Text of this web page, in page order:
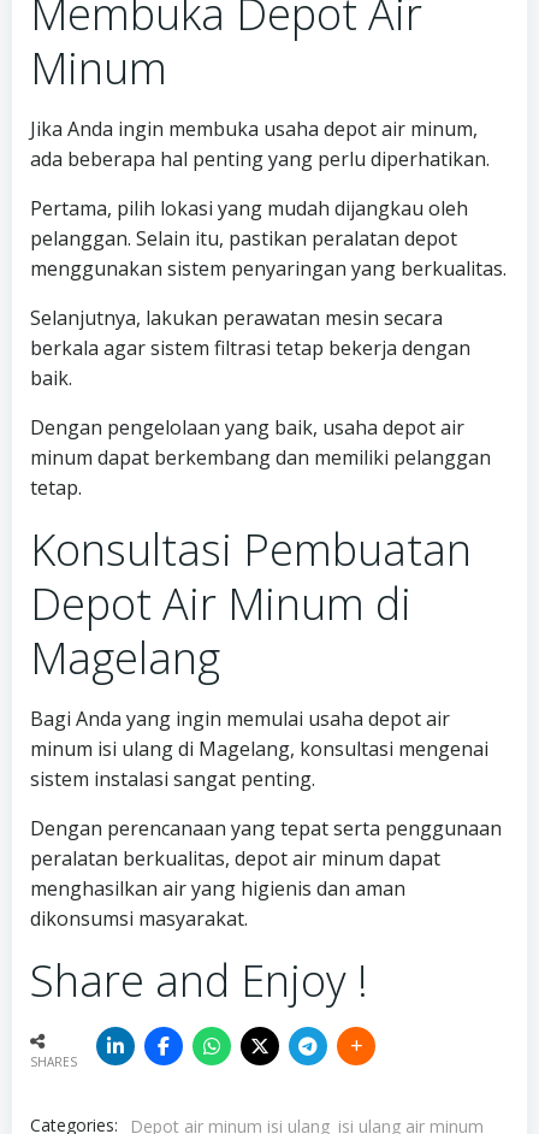
Membuka Depot Air
Minum
Jika Anda ingin membuka usaha depot air minum,
ada beberapa hal penting yang perlu diperhatikan.
Pertama, pilih lokasi yang mudah dijangkau oleh
pelanggan. Selain itu, pastikan peralatan depot
menggunakan sistem penyaringan yang berkualitas.
Selanjutnya, lakukan perawatan mesin secara
berkala agar sistem filtrasi tetap bekerja dengan
baik.
Dengan pengelolaan yang baik, usaha depot air
minum dapat berkembang dan memiliki pelanggan
tetap.
Konsultasi Pembuatan
Depot Air Minum di
Magelang
Bagi Anda yang ingin memulai usaha depot air
minum isi ulang di Magelang, konsultasi mengenai
sistem instalasi sangat penting.
Dengan perencanaan yang tepat serta penggunaan
peralatan berkualitas, depot air minum dapat
menghasilkan air yang higienis dan aman
dikonsumsi masyarakat.
Share and Enjoy !
SHARES
Categories: Depot air minum isi ulang isi ulang air minum